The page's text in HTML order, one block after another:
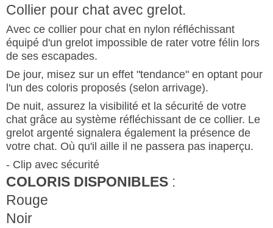
Collier pour chat avec grelot.
Avec ce collier pour chat en nylon réfléchissant
équipé d'un grelot impossible de rater votre félin lors
de ses escapades.
De jour, misez sur un effet "tendance" en optant pour
l'un des coloris proposés (selon arrivage).
De nuit, assurez la visibilité et la sécurité de votre
chat grâce au système réfléchissant de ce collier. Le
grelot argenté signalera également la présence de
votre chat. Où qu'il aille il ne passera pas inaperçu.
- Clip avec sécurité
COLORIS DISPONIBLES :
Rouge
Noir